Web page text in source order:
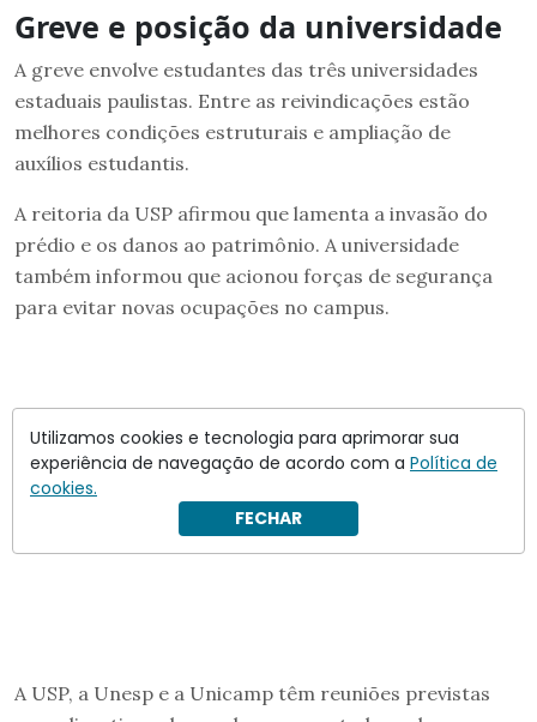
Greve e posição da universidade
A greve envolve estudantes das três universidades
estaduais paulistas. Entre as reivindicações estão
melhores condições estruturais e ampliação de
auxílios estudantis.
A reitoria da USP afirmou que lamenta a invasão do
prédio e os danos ao patrimônio. A universidade
também informou que acionou forças de segurança
para evitar novas ocupações no campus.
A USP, a Unesp e a Unicamp têm reuniões previstas
Utilizamos cookies e tecnologia para aprimorar sua
experiência de navegação de acordo com a Política de
cookies.
FECHAR